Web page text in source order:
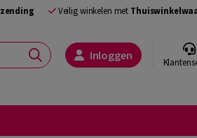
Veilig winkelen met
Inloggen